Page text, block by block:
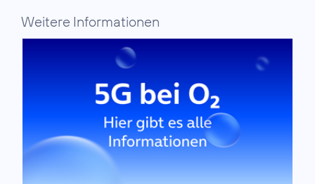
Weitere Informationen